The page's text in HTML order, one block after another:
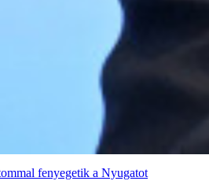
fenyegetik a Nyugatot